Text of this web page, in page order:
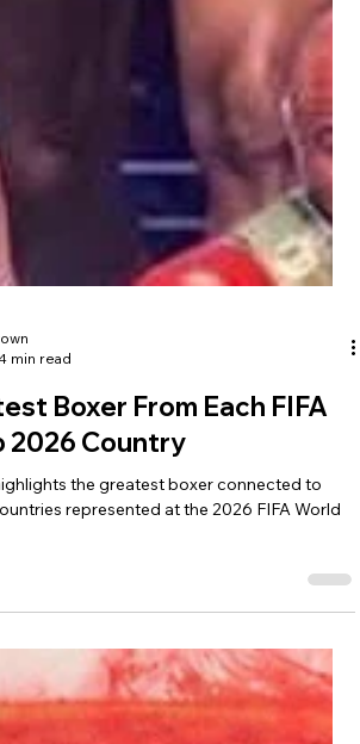
min read
Boxer From Each FIFA
2026 Country
the greatest boxer connected to